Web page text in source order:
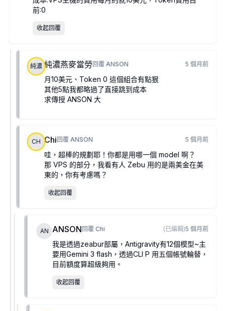
前:0
收起回覆
純濃 純濃燕麥當勞 回覆 ANSON 5 個月前
月10美元、Token 0 這個組合有點狠
其他5點我都略過了直接跳到成本
求傳授 ANSON 大
CH Chi 回覆 ANSON 5 個月前
哇，超棒的規劃耶！你都是用哪一個 model 啊？
那 VPS 的部分，我看有人 Zebu 用的是兩美金在美
東的，你有考慮嗎？
收起回覆
AN ANSON 回覆 Chi (已編輯)5 個月前
我是透過zeabur部屬，Antigravity有12個模型~主
要用Gemini 3 flash，透過CLI P 用五個帳號輪替，
目前額度算超級夠用。
收起回覆